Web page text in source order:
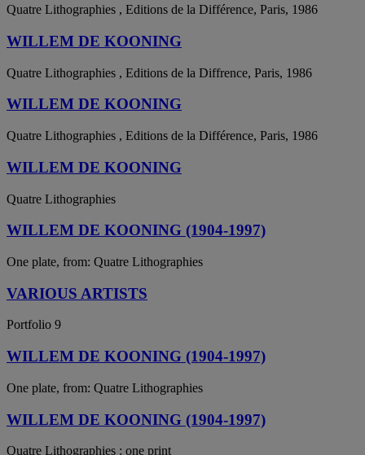
Quatre Lithographies , Editions de la Différence, Paris, 1986
WILLEM DE KOONING
Quatre Lithographies , Editions de la Diffrence, Paris, 1986
WILLEM DE KOONING
Quatre Lithographies , Editions de la Différence, Paris, 1986
WILLEM DE KOONING
Quatre Lithographies
WILLEM DE KOONING (1904-1997)
One plate, from: Quatre Lithographies
VARIOUS ARTISTS
Portfolio 9
WILLEM DE KOONING (1904-1997)
One plate, from: Quatre Lithographies
WILLEM DE KOONING (1904-1997)
Quatre Lithographies : one print